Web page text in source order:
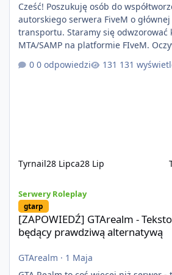
Cześć! Poszukuję osób do współtworzenia TRUCK RPG -
autorskiego serwera FiveM o
transportu. Staramy się odwzorować
MTA/SAMP na platformie FIveM.
kontentu dla graczy którzy chcą robić
jeździć ciężarówką. Projekt tworzony jest od podstaw z
0 odpowiedzi 131
Tyrnail28 Lipca28 Lip
Serwery Roleplay
gtarp
[ZAPOWIEDŹ] GTArealm -
będący prawdziwą alternatywą
GTArealm · 1 Maja